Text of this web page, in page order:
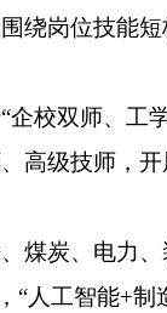
绕岗位技能短
“企校双师、工
高级技师，
煤炭、电力
“人工智能+制